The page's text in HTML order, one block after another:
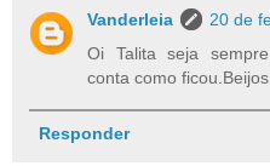
Vanderleia
20 de
Oi Talita seja
conta como
Responder